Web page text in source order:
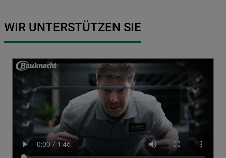
WIR UNTERSTÜTZEN SIE